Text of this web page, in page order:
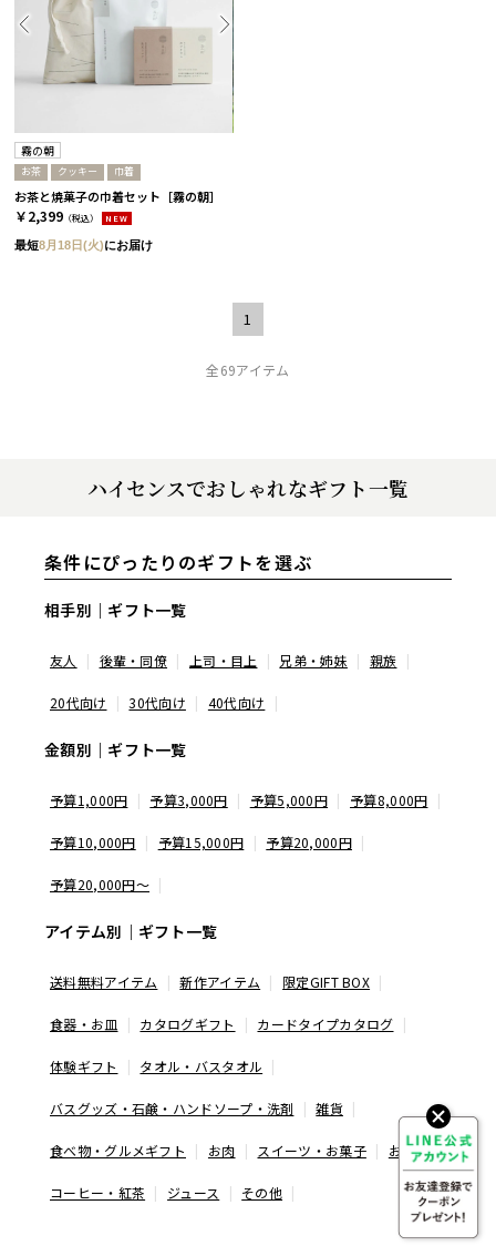
霧の朝
お茶 クッキー 巾着
お茶と焼菓子の巾着セット［霧の朝］
￥2,399 （税込） NEW
最短8月18日(火)にお届け
1
全69アイテム
ハイセンスでおしゃれなギフト一覧
条件にぴったりのギフトを選ぶ
相手別｜ギフト一覧
友人 後輩・同僚 上司・目上 兄弟・姉妹 親族
20代向け 30代向け 40代向け
金額別｜ギフト一覧
予算1,000円 予算3,000円 予算5,000円 予算8,000円
予算10,000円 予算15,000円 予算20,000円
予算20,000円〜
アイテム別｜ギフト一覧
送料無料アイテム 新作アイテム 限定GIFT BOX
食器・お皿 カタログギフト カードタイプカタログ
体験ギフト タオル・バスタオル
バスグッズ・石鹸・ハンドソープ・洗剤 雑貨
食べ物・グルメギフト お肉 スイーツ・お菓子 お酒
コーヒー・紅茶 ジュース その他